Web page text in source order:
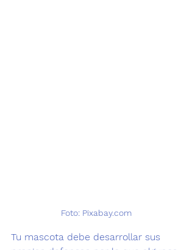
Foto: Pixabay.com
Tu mascota debe desarrollar sus